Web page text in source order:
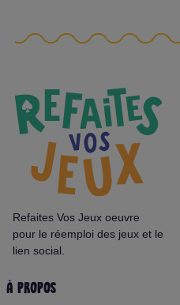
Refaites Vos Jeux oeuvre
pour le réemploi des jeux et le
lien social.
À PROPOS